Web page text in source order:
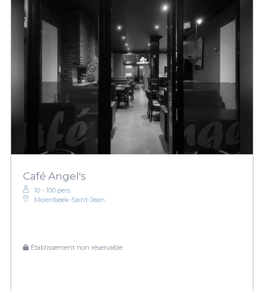
Café Angel's
10 - 100 pers.
Molenbeek-Saint-Jean
Établissement non réservable